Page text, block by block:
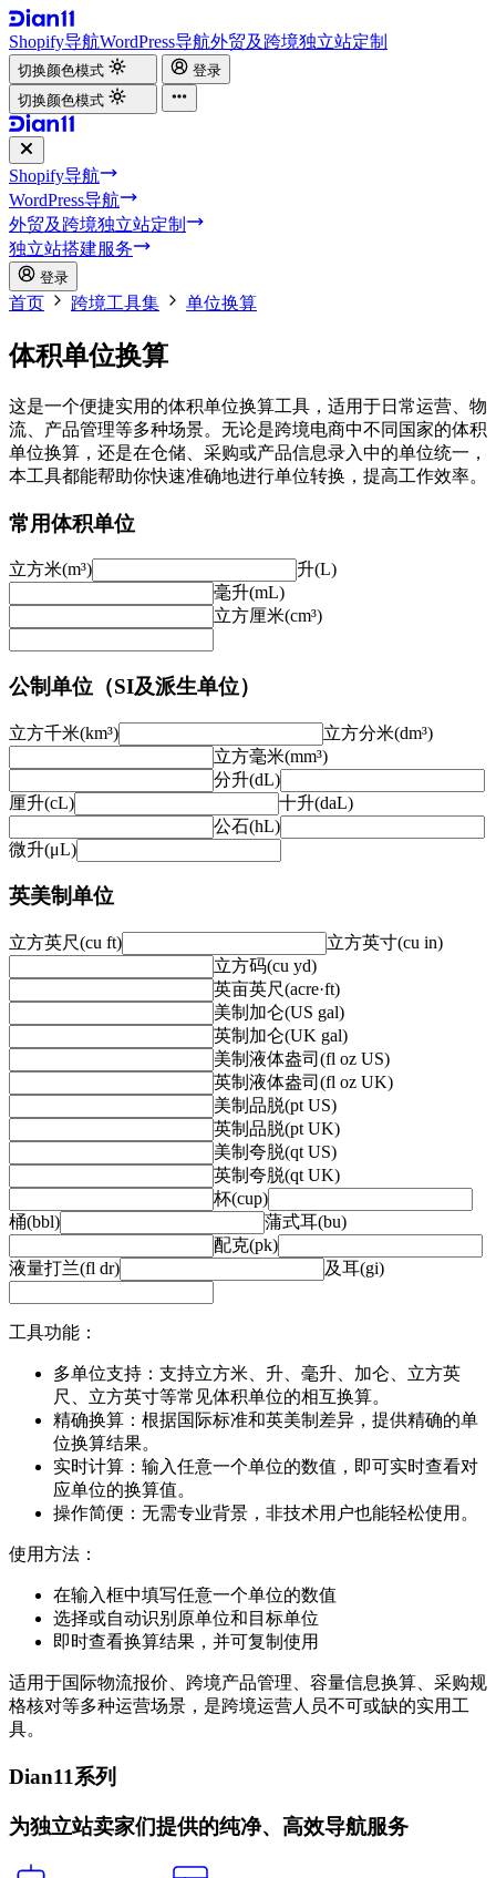
Shopify导航WordPress导航外贸及跨境独立站定制
切换颜色模式
登录
切换颜色模式
Shopify导航
WordPress导航
外贸及跨境独立站定制
独立站搭建服务
登录
首页 跨境工具集 单位换算
体积单位换算
这是一个便捷实用的体积单位换算工具，适用于日常运营、物
流、产品管理等多种场景。无论是跨境电商中不同国家的体积
单位换算，还是在仓储、采购或产品信息录入中的单位统一，
本工具都能帮助你快速准确地进行单位转换，提高工作效率。
常用体积单位
立方米(m³)
升(L)
毫升(mL)
立方厘米(cm³)
公制单位（SI及派生单位）
立方千米(km³)
立方分米(dm³)
立方毫米(mm³)
分升(dL)
厘升(cL)
十升(daL)
公石(hL)
微升(μL)
英美制单位
立方英尺(cu ft)
立方英寸(cu in)
立方码(cu yd)
英亩英尺(acre·ft)
美制加仑(US gal)
英制加仑(UK gal)
美制液体盎司(fl oz US)
英制液体盎司(fl oz UK)
美制品脱(pt US)
英制品脱(pt UK)
美制夸脱(qt US)
英制夸脱(qt UK)
杯(cup)
桶(bbl)
蒲式耳(bu)
配克(pk)
液量打兰(fl dr)
及耳(gi)
工具功能：
多单位支持：支持立方米、升、毫升、加仑、立方英
尺、立方英寸等常见体积单位的相互换算。
精确换算：根据国际标准和英美制差异，提供精确的单
位换算结果。
实时计算：输入任意一个单位的数值，即可实时查看对
应单位的换算值。
操作简便：无需专业背景，非技术用户也能轻松使用。
使用方法：
在输入框中填写任意一个单位的数值
选择或自动识别原单位和目标单位
即时查看换算结果，并可复制使用
适用于国际物流报价、跨境产品管理、容量信息换算、采购规
格核对等多种运营场景，是跨境运营人员不可或缺的实用工
具。
Dian11系列
为独立站卖家们提供的纯净、高效导航服务